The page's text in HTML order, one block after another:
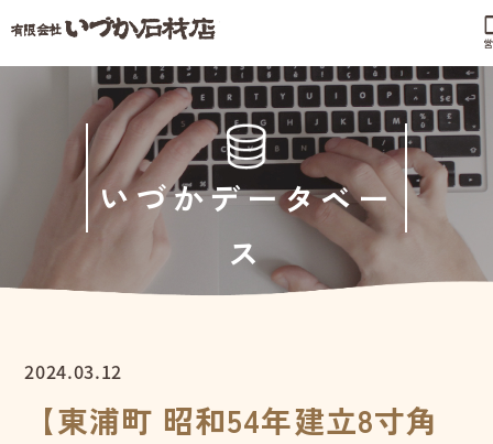
いづかデータベー
ス
2024.03.12
【東浦町 昭和54年建立8寸角